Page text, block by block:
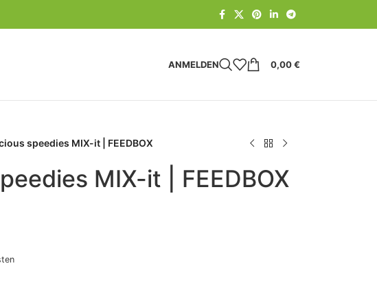
ANMELDEN 0,00€
speedies MIX-it | FEEDBOX
MIX-it | FEEDBOX